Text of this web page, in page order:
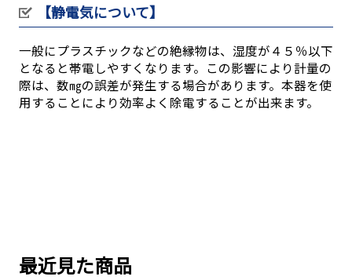
【静電気について】
一般にプラスチックなどの絶縁物は、湿度が４５％以下
となると帯電しやすくなります。この影響により計量の
際は、数㎎の誤差が発生する場合があります。本器を使
用することにより効率よく除電することが出来ます。
最近見た商品